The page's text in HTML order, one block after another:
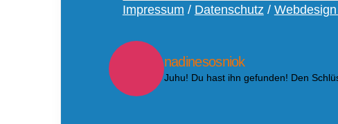
Impressum / Datenschutz /
nadinesosniok
Juhu! Du hast ihn gefunden! Den